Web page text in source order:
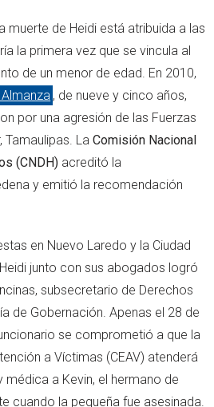
muerte de Heidi está atribuida a las
la primera vez que se vincula al
de un menor de edad. En 2010,
, de nueve y cinco años,
por una agresión de las Fuerzas
Tamaulipas. La Comisión Nacional
(CNDH) acreditó la
y emitió la recomendación
en Nuevo Laredo y la Ciudad
junto con sus abogados logró
subsecretario de Derechos
de Gobernación. Apenas el 28 de
se comprometió a que la
a Víctimas (CEAV) atenderá
a Kevin, el hermano de
cuando la pequeña fue asesinada.